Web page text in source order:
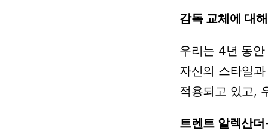
감독 교체에 대해
우리는 4년 동안
자신의 스타일과
적용되고 있고,
트렌트 알렉산